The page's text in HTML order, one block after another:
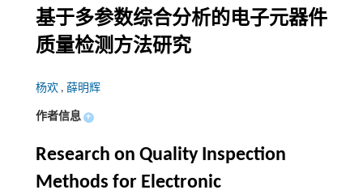
基于多参数综合分析的电子元器件
质量检测方法研究
杨欢 , 薛明辉
作者信息 +
Research on Quality Inspection
Methods for Electronic